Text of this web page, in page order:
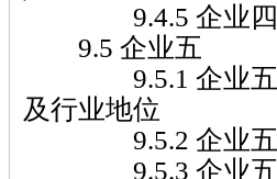
9.4.5 企业四企
9.5 企业五
9.5.1 企业五基
及行业地位
9.5.2 企业五公
9.5.3 企业五